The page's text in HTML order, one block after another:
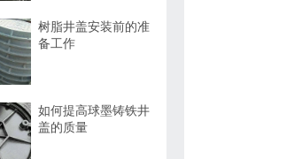
树脂井盖安装前的准
备工作
如何提高球墨铸铁井
盖的质量